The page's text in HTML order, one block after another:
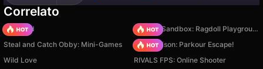
Correlato
TB World
Sprunki Sandbox: Ragdoll Playground Mode
Steal and Catch Obby: Mini-Games
Barry Prison: Parkour Escape!
Wild Love
RIVALS FPS: Online Shooter